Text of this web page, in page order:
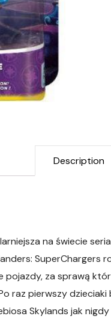
Description
na świecie
SuperChargers
za sprawą
raz pierwszy
Skylands jak